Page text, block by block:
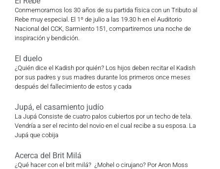
Conmemoramos los 30 años de su partida física con un Tributo al
Rebe muy especial. El 1º de julio a las 19.30 h en el Auditorio
Nacional del CCK, Sarmiento 151, compartiremos una noche de
inspiración y bendición.
El duelo
¿Quién dice el Kadish por quién? Los hijos deben recitar el Kadish
por sus padres y sus madres durante los primeros once meses
después del fallecimiento de estos y cada
Jupá, el casamiento judío
La Jupá Consiste de cuatro palos cubiertos por un techo de tela.
Vendría a ser el recinto del novio en el cual recibe a su esposa. La
Jupá que cobija
Acerca del Brit Milá
¿Qué hacer con el brit milá? ¿Mohel o cirujano? Por Aron Moss